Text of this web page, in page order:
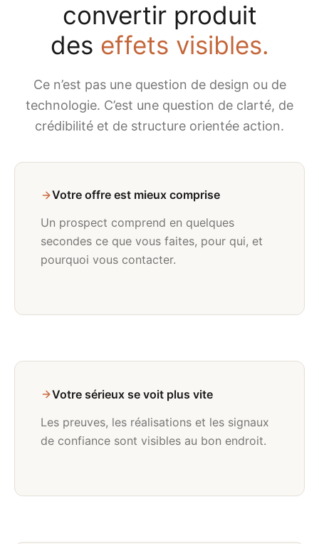
convertir produit
des effets visibles.
Ce n’est pas une question de design ou de
technologie. C’est une question de clarté, de
crédibilité et de structure orientée action.
Votre offre est mieux comprise
Un prospect comprend en quelques
secondes ce que vous faites, pour qui, et
pourquoi vous contacter.
Votre sérieux se voit plus vite
Les preuves, les réalisations et les signaux
de confiance sont visibles au bon endroit.